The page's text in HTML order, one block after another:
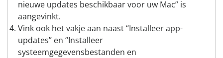
nieuwe updates beschikbaar voor uw Mac” is
aangevinkt.
Vink ook het vakje aan naast “Installeer app-
updates” en “Installeer
systeemgegevensbestanden en